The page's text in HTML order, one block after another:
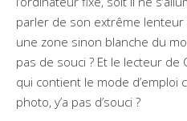
parler de son extrême lenteur
une zone sinon blanche du
pas de souci ? Et le lecteur de
qui contient le mode d’emploi
photo, y’a pas d’souci ?